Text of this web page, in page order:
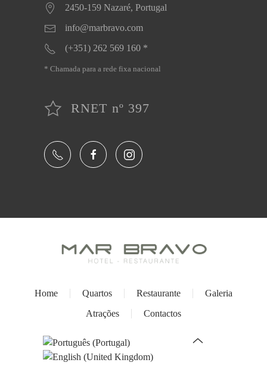
2450-159 Nazaré, Portugal
info@marbravo.com
(+351) 262 569 160 *
* Chamada para a rede fixa nacional
RNET nº 397
Home Quartos Restaurante
Galeria
Atrações
Contactos